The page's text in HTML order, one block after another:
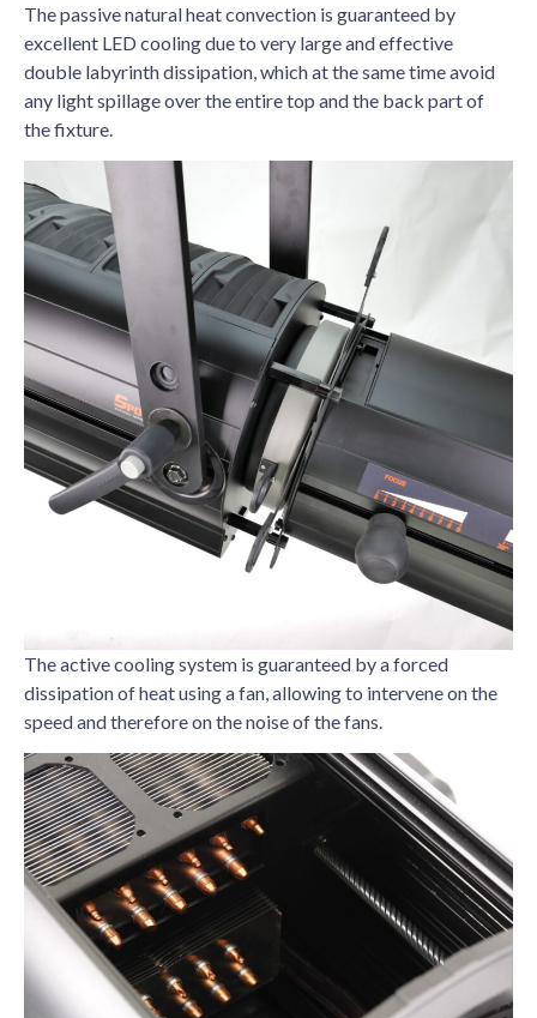
The passive natural heat convection is guaranteed by
excellent LED cooling due to very large and effective
double labyrinth dissipation, which at the same time avoid
any light spillage over the entire top and the back part of
the fixture.
The active cooling system is guaranteed by a forced
dissipation of heat using a fan, allowing to intervene on the
speed and therefore on the noise of the fans.